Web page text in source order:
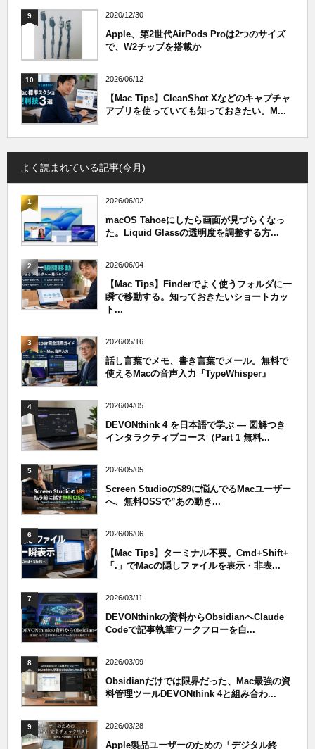
9 2020/12/30
Apple、第2世代AirPods Proは2つのサイズ
で、W2チップを搭載か
10 2026/06/12
【Mac Tips】CleanShot Xなどのキャプチャ
アプリを使っていても知っておきたい。M...
よく読まれている記事(今月)
1 2026/06/02
macOS Tahoeにしたら画面が見づらくなっ
た。Liquid Glassの透明度を調整する方...
2 2026/06/04
【Mac Tips】Finderでよく使うフォルダに一
瞬で移動する。知っておきたいショートカッ
ト...
3 2026/05/16
話し言葉でメモ、書き言葉でメール。無料で
使えるMacの音声入力『TypeWhisper』
4 2026/04/05
DEVONthink 4 を日本語で学ぶ — 図解つき
インタラクティブコース（Part 1 無料...
5 2026/05/05
Screen Studioの$89に悩んでるMacユーザー
へ、無料OSSで”あの動き...
6 2026/06/06
【Mac Tips】ターミナル不要。Cmd+Shift+
「.」でMacの隠しファイルを表示・非表...
7 2026/03/11
DEVONthinkの資料からObsidianへClaude
Codeで記事執筆ワークフローを自...
8 2026/03/09
Obsidianだけでは限界だった、Mac最強の資
料管理ツールDEVONthink 4と組み合わ...
9 2026/03/28
Apple製品ユーザーのための「デジタル終